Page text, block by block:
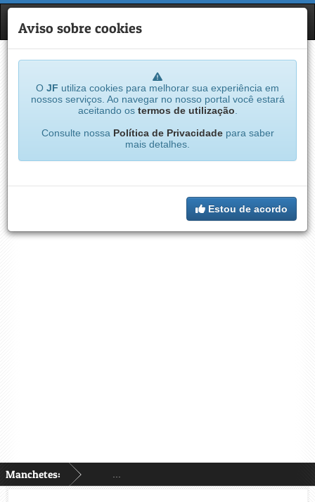
JF
Manchetes:
Aviso sobre cookies
O JF utiliza cookies para melhorar sua experiência em
nossos serviços. Ao navegar no nosso portal você estará
aceitando os termos de utilização
Consulte nossa Política de Privacidadepara saber
mais detalhes.
Estou de acordo